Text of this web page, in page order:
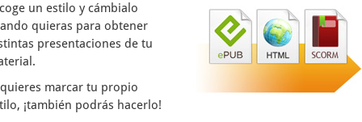
un estilo y cámbialo
quieras para obtener
presentaciones de tu
marcar tu propio
¡también podrás hacerlo!